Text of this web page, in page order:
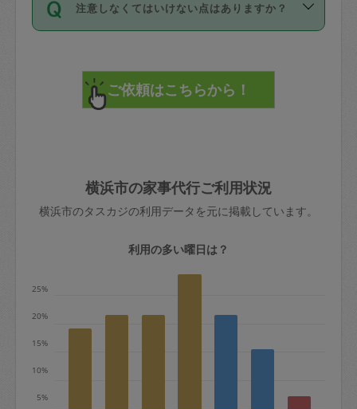
詳細FAQ：
損害賠償保険について教えて
72時間を超える※と、以下のキャンセル
料が発生します。
直前キャンセル料：
72時間前〜24時間前＝依頼料金の50%
依頼者不在による当日キャンセル＝依頼
金額の100%＋交通費全額
※例：依頼日時／土曜日午前9時開始の場
50%
金曜日9時～土曜日8時まで＝依頼金額の
まず、条件の合う気になるタスカジさ
みてください。
その後、一番気に入ったタスカジさんに
が必要です。数回の依頼ののち、タスカ
ジさんと依頼者の間で十分な信頼関係が
てください。
不在時に部屋に入るためにタスカジさん
きた場合は損害保険の対象外となるので
ご注意ください。
注意しなくてはいけない点はありますか？
で、必ず鍵のかかるロッカーや金庫に入
れて依頼者の責任の元管理するよう心掛
けてください。
玉、など
あわせてこちらも参照ください：初めて
はありますか？
横浜市の家事代行ご利用状況
横浜市のタスカジの利用データを元に掲載しています。
利用の多い曜日は？
5%
10%
15%
20%
25%